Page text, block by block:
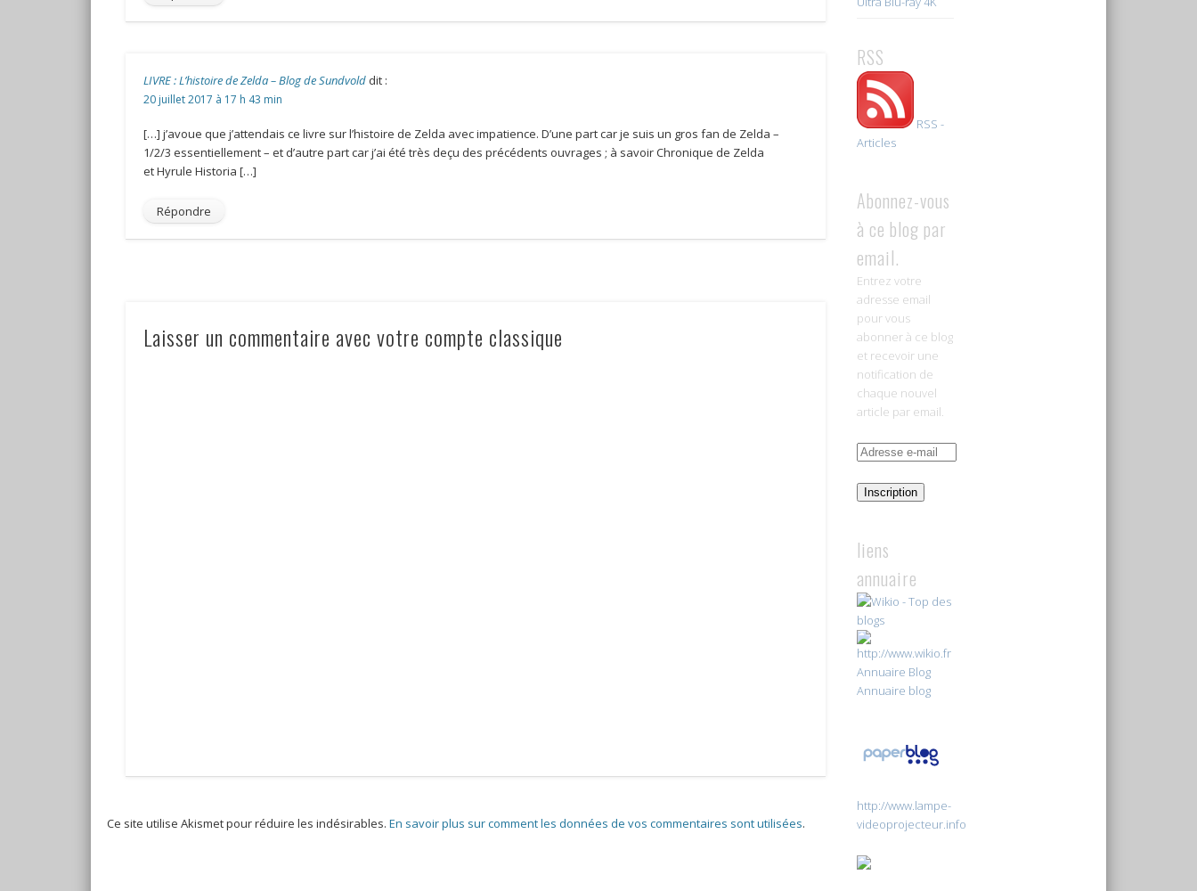
LIVRE : L’histoire de Zelda – Blog de Sundvold dit :
20 juillet 2017 à 17 h 43 min
[…] j’avoue que j’attendais ce livre sur l’histoire de Zelda avec impatience. D’une part car je suis un gros fan de Zelda –
1/2/3 essentiellement – et d’autre part car j’ai été très deçu des précédents ouvrages ; à savoir Chronique de Zelda
et Hyrule Historia […]
Répondre
Laisser un commentaire avec votre compte classique
Ce site utilise Akismet pour réduire les indésirables.En savoir plus sur comment les données de vos commentaires sont utilisées.
RSS
RSS -
Articles
Abonnez-vous
à ce blog par
email.
Entrez votre
adresse email
pour vous
abonner à ce blog
et recevoir une
notification de
chaque nouvel
article par email.
Adresse
mailInscription
liens
annuaire
Annuaire Blog
Annuaire blog
http://www.lampe-
videoprojecteur.info